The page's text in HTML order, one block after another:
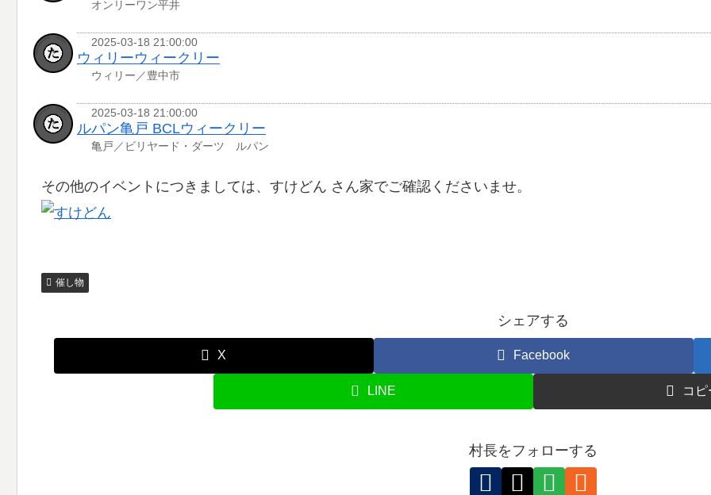
オンリーワン平井
2025-03-18 21:00:00
ウィリーウィークリー
ウィリー／豊中市
2025-03-18 21:00:00
ルパン亀戸 BCLウィークリー
亀戸／ビリヤード・ダーツ ルパン
その他のイベントにつきましては、すけどん さん家でご確認くださいませ。
催し物
シェアする
X Facebook
LINE コピ
村長をフォローする